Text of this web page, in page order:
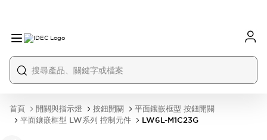
首頁 開關與指示燈 按鈕開關
平面鑲嵌框型 按鈕開關
平面鑲嵌框型 LW系列 控制元件
LW6L-M1C23G